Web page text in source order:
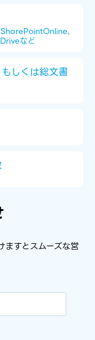
、​
など
しくは​総文書
ますとスムーズな営